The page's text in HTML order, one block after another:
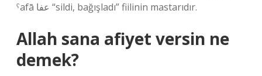
ˁafā عفا “sildi, bağışladı” fiilinin mastarıdır.
Allah sana afiyet versin ne
demek?